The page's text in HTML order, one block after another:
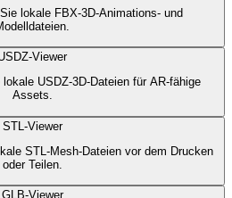
lokale FBX-3D-Animations- und
Viewer
USDZ-3D-Dateien für AR-fähige
Assets.
STL-Viewer
STL-Mesh-Dateien vor dem Drucken
oder Teilen.
GLB-Viewer